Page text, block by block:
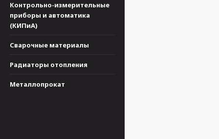
Контрольно-измерительные
приборы и автоматика
(КИПиА)
Сварочные материалы
Радиаторы отопления
Металлопрокат